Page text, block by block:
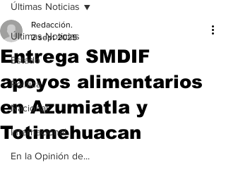
Últimas Noticias
Estado
Política
Nacional
Internacional
En la Opinión de...
Últimas Noticias
Entrega SMDIF
apoyos alimentarios
en Azumiatla y
Totimehuacan
Redacción.
2 sept 2025